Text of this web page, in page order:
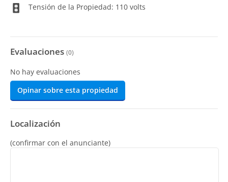
Tensión de la Propiedad: 110 volts
Evaluaciones (0)
No hay evaluaciones
Opinar sobre esta propiedad
Localización
(confirmar con el anunciante)